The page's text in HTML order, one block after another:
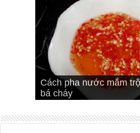
Cách pha nước mắm
bá cháy
Bí quyết để chiên đậu
Cách ướp sườn non
đúng vị
Cách ướp thịt heo chiên
Bật mí cách ướp sườn
ngon